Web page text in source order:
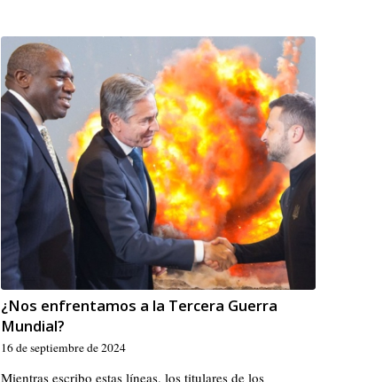
¿Nos enfrentamos a la Tercera Guerra
Mundial?
16 de septiembre de 2024
Mientras escribo estas líneas, los titulares de los